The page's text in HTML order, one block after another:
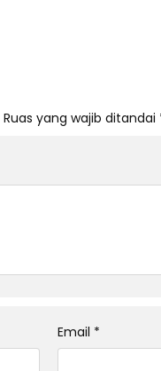
Ruas yang wajib ditandai
Email *